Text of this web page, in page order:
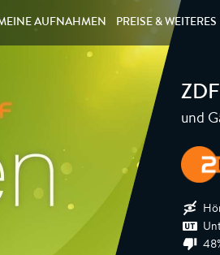
AUFNAHMEN PREISE & WEITERES
und